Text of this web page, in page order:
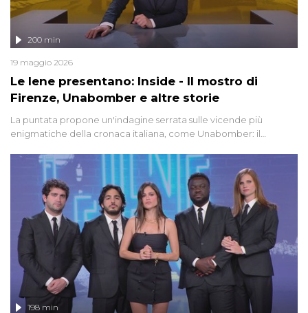
Le Iene presentano: Inside - Il mostro di
Firenze, Unabomber e altre storie
200 min
19 maggio 2026
La puntata propone un'indagine serrata sulle vicende più
enigmatiche della cronaca italiana, come Unabomber: il
'90 e il 2000 che, inquietantemente, potrebbe essere ancora in
libertà. Lo speciale affronta inoltre le zone d'ombra sul Mostro di
Firenze, le cui responsabilità appaiono ancora oggi avvolte in un
groviglio di dubbi mai chiariti. Nel corso dello speciale anche
l'intervista inedita a Olindo Romano, realizzata ne...
198 min